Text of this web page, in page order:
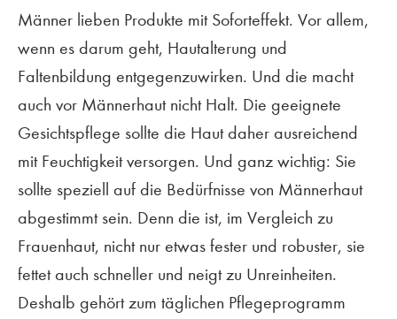
Männer lieben Produkte mit Soforteffekt. Vor allem,
wenn es darum geht, Hautalterung und
Faltenbildung entgegenzuwirken. Und die macht
auch vor Männerhaut nicht Halt. Die geeignete
Gesichtspflege sollte die Haut daher ausreichend
mit Feuchtigkeit versorgen. Und ganz wichtig: Sie
sollte speziell auf die Bedürfnisse von Männerhaut
abgestimmt sein. Denn die ist, im Vergleich zu
Frauenhaut, nicht nur etwas fester und robuster, sie
fettet auch schneller und neigt zu Unreinheiten.
Deshalb gehört zum täglichen Pflegeprogramm